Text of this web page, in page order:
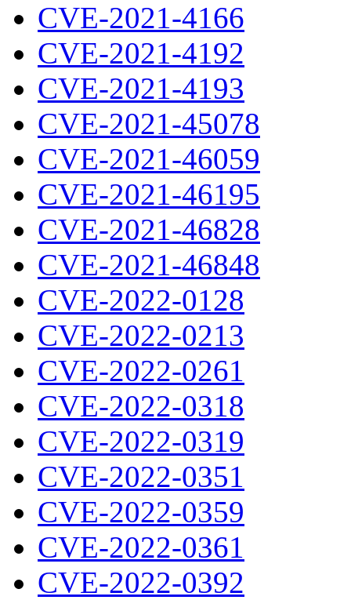
CVE-2021-4166
CVE-2021-4192
CVE-2021-4193
CVE-2021-45078
CVE-2021-46059
CVE-2021-46195
CVE-2021-46828
CVE-2021-46848
CVE-2022-0128
CVE-2022-0213
CVE-2022-0261
CVE-2022-0318
CVE-2022-0319
CVE-2022-0351
CVE-2022-0359
CVE-2022-0361
CVE-2022-0392